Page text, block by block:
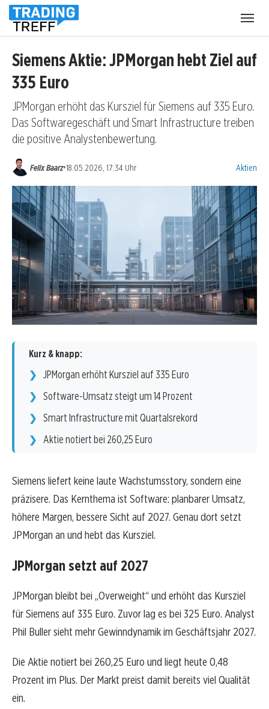
Siemens Aktie: JPMorgan hebt Ziel auf
335 Euro
JPMorgan erhöht das Kursziel für Siemens auf 335 Euro.
Das Softwaregeschäft und Smart Infrastructure treiben
die positive Analystenbewertung.
Felix Baarz•18.05.2026, 17:34 Uhr Aktien
Kurz & knapp:
JPMorgan erhöht Kursziel auf 335 Euro
Software-Umsatz steigt um 14 Prozent
Smart Infrastructure mit Quartalsrekord
Aktie notiert bei 260,25 Euro
Siemens liefert keine laute Wachstumsstory, sondern eine
präzisere. Das Kernthema ist Software: planbarer Umsatz,
höhere Margen, bessere Sicht auf 2027. Genau dort setzt
JPMorgan an und hebt das Kursziel.
JPMorgan setzt auf 2027
JPMorgan bleibt bei „Overweight“ und erhöht das Kursziel
für Siemens auf 335 Euro. Zuvor lag es bei 325 Euro. Analyst
Phil Buller sieht mehr Gewinndynamik im Geschäftsjahr 2027.
Die Aktie notiert bei 260,25 Euro und liegt heute 0,48
Prozent im Plus. Der Markt preist damit bereits viel Qualität
ein.